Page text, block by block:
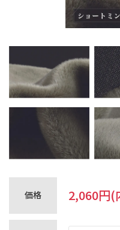
フェイクファー
会員登録
お買い物ガイド
価格 2,060円(